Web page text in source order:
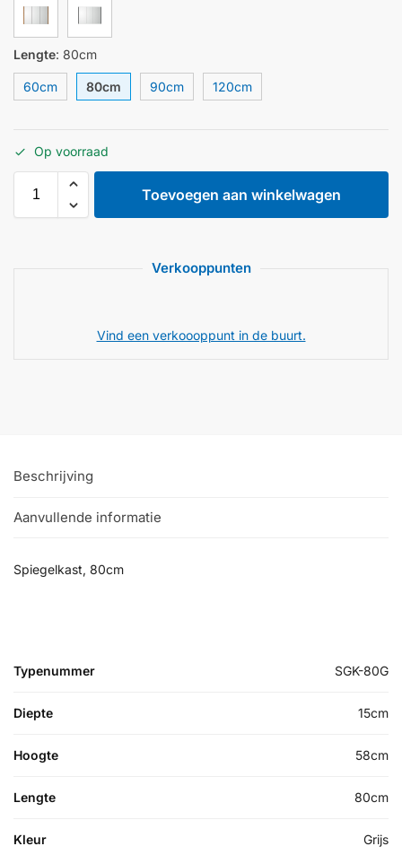
Lengte: 80cm
60cm 80cm 90cm 120cm
Op voorraad
Toevoegen aan winkelwagen
Verkooppunten
Vind een verkoooppunt in de buurt.
Beschrijving
Aanvullende informatie
Spiegelkast, 80cm
Typenummer SGK-80G
Diepte 15cm
Hoogte 58cm
Lengte 80cm
Kleur Grijs